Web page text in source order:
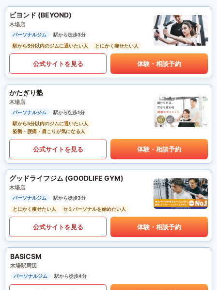
ビヨンド (BEYOND)
木場店
パーソナルジム
駅から徒歩3分
駅から5分以内のジムに通いたい人
とにかく痩せたい人
公式サイトを見る 体験・相談予約
かたぎり塾
木場店
パーソナルジム
駅から徒歩1分
駅から5分以内のジムに通いたい人
姿勢・腰痛・肩こりが気になる人
公式サイトを見る 体験・相談予約
グッドライフジム (GOODLIFE GYM)
木場店
パーソナルジム
駅から徒歩3分
とにかく痩せたい人
セミパーソナルを始めたい人
公式サイトを見る 体験・相談予約
BASICSM
木場駅周辺
パーソナルジム 駅から徒歩4分